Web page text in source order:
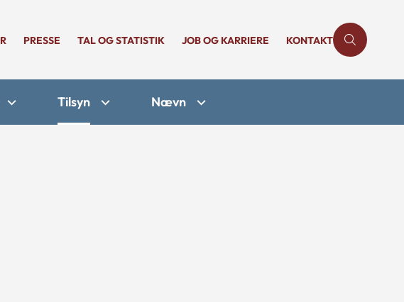
PRESSE TAL OG STATISTIK JOB OG KARRIERE KONTAKT
Tilsyn Nævn